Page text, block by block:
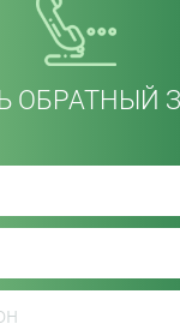
ОБРАТНЫЙ